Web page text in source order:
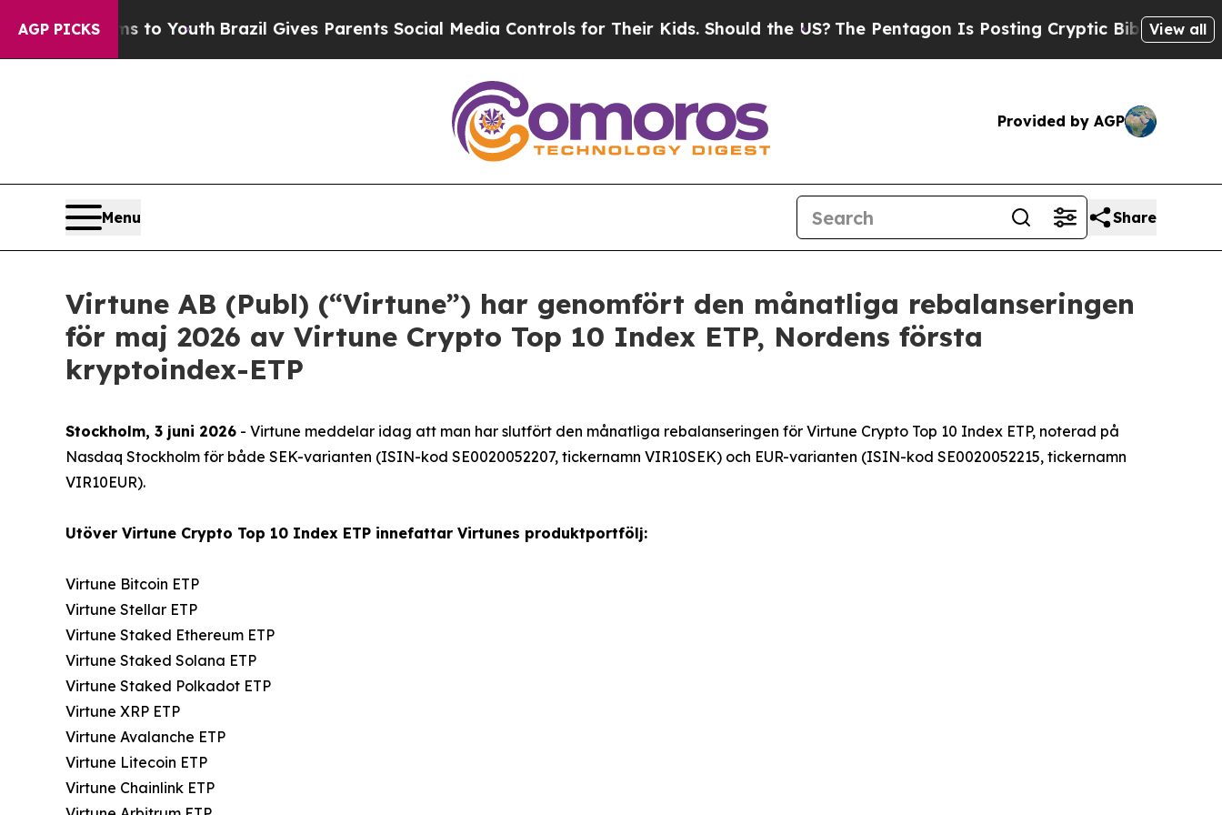
AGP PICKS
to YouthBrazil Gives Parents Social Media Controls for Their Kids. Should the US? The Pentagon Is Posting Cryptic Biblical Messages on
View all
Provided by AGP
Menu Share
Virtune AB (Publ) (“Virtune”) har genomfört den månatliga rebalanseringen
för maj 2026 av Virtune Crypto Top 10 Index ETP, Nordens första
kryptoindex-ETP
Stockholm, 3 juni 2026 - Virtune meddelar idag att man har slutfört den månatliga rebalanseringen för Virtune Crypto Top 10 Index ETP, noterad på
Nasdaq Stockholm för både SEK-varianten (ISIN-kod SE0020052207, tickernamn VIR10SEK) och EUR-varianten (ISIN-kod SE0020052215, tickernamn
VIR10EUR).
Utöver Virtune Crypto Top 10 Index ETP innefattar Virtunes produktportfölj:
Virtune Bitcoin ETP
Virtune Stellar ETP
Virtune Staked Ethereum ETP
Virtune Staked Solana ETP
Virtune Staked Polkadot ETP
Virtune XRP ETP
Virtune Avalanche ETP
Virtune Litecoin ETP
Virtune Chainlink ETP